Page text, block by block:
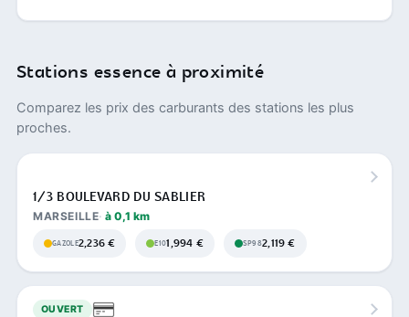
Stations essence à proximité
Comparez les prix des carburants des stations les plus
proches.
1/3 BOULEVARD DU SABLIER
MARSEILLE à 0,1 km
GAZOLE2,236 € E101,994 € SP982,119 €
OUVERT